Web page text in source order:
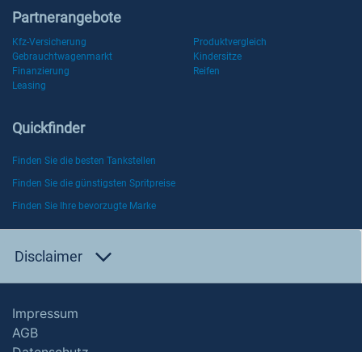
Partnerangebote
Kfz-Versicherung
Produktvergleich
Gebrauchtwagenmarkt
Kindersitze
Finanzierung
Reifen
Leasing
Quickfinder
Finden Sie die besten Tankstellen
Finden Sie die günstigsten Spritpreise
Finden Sie Ihre bevorzugte Marke
Disclaimer
Impressum
AGB